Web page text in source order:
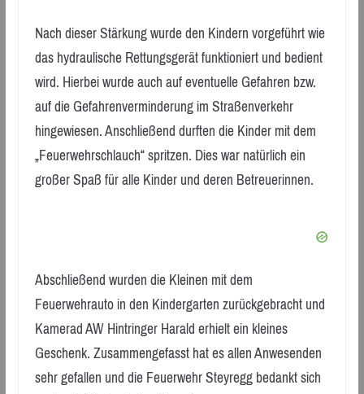
Nach dieser Stärkung wurde den Kindern vorgeführt wie
das hydraulische Rettungsgerät funktioniert und bedient
wird. Hierbei wurde auch auf eventuelle Gefahren bzw.
auf die Gefahrenverminderung im Straßenverkehr
hingewiesen. Anschließend durften die Kinder mit dem
„Feuerwehrschlauch“ spritzen. Dies war natürlich ein
großer Spaß für alle Kinder und deren Betreuerinnen.
Abschließend wurden die Kleinen mit dem
Feuerwehrauto in den Kindergarten zurückgebracht und
Kamerad AW Hintringer Harald erhielt ein kleines
Geschenk. Zusammengefasst hat es allen Anwesenden
sehr gefallen und die Feuerwehr Steyregg bedankt sich